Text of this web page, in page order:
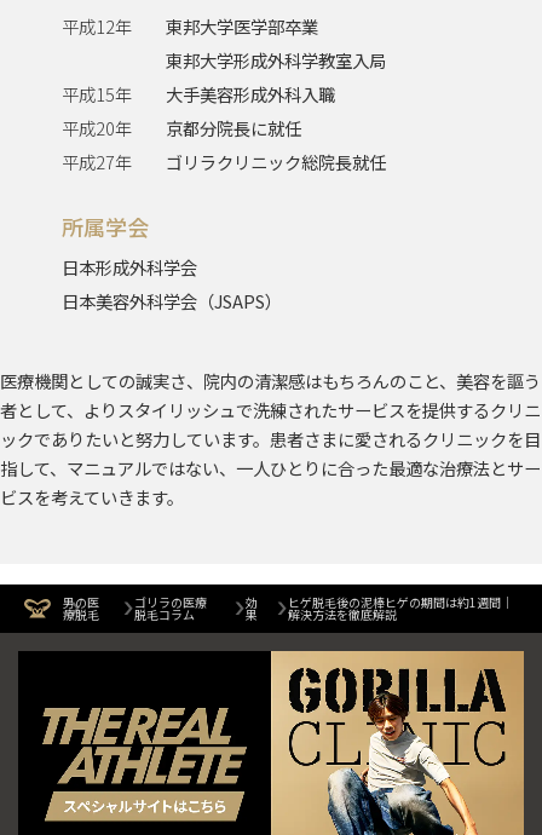
平成12年
東邦大学医学部卒業
東邦大学形成外科学教室入局
平成15年
大手美容形成外科入職
平成20年
京都分院長に就任
平成27年
ゴリラクリニック総院長就任
所属学会
日本形成外科学会
日本美容外科学会（JSAPS）
医療機関としての誠実さ、院内の清潔感はもちろんのこと、美容を謳う
者として、よりスタイリッシュで洗練されたサービスを提供するクリニ
ックでありたいと努力しています。患者さまに愛されるクリニックを目
指して、マニュアルではない、一人ひとりに合った最適な治療法とサー
ビスを考えていきます。
男の医
療脱毛
ゴリラの医療
脱毛コラム
効
果
ヒゲ脱毛後の泥棒ヒゲの期間は約1週間｜
解決方法を徹底解説